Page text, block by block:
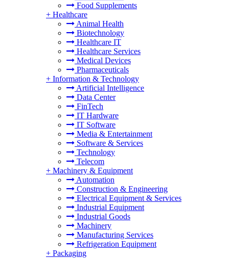
Food Supplements
+ Healthcare
Animal Health
Biotechnology
Healthcare IT
Healthcare Services
Medical Devices
Pharmaceuticals
+ Information & Technology
Artificial Intelligence
Data Center
FinTech
IT Hardware
IT Software
Media & Entertainment
Software & Services
Technology
Telecom
+ Machinery & Equipment
Automation
Construction & Engineering
Electrical Equipment & Services
Industrial Equipment
Industrial Goods
Machinery
Manufacturing Services
Refrigeration Equipment
+ Packaging